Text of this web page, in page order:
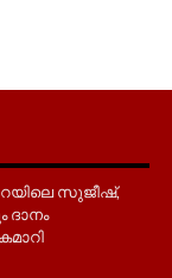
സുജീഷ്,